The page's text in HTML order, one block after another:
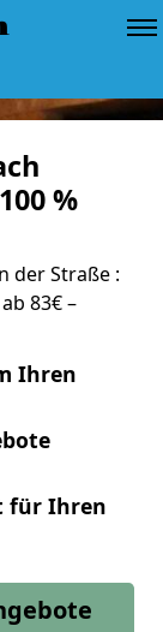
%
der Straße :
83€ –
Ihren
für Ihren